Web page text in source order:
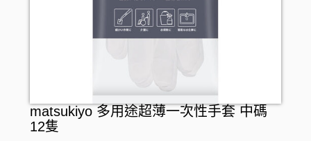
matsukiyo 多用途超薄一次性手套 中碼
12隻